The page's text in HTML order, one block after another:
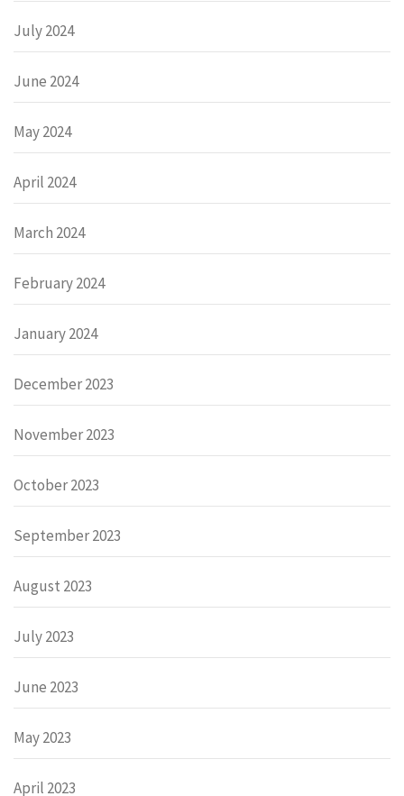
July 2024
June 2024
May 2024
April 2024
March 2024
February 2024
January 2024
December 2023
November 2023
October 2023
September 2023
August 2023
July 2023
June 2023
May 2023
April 2023